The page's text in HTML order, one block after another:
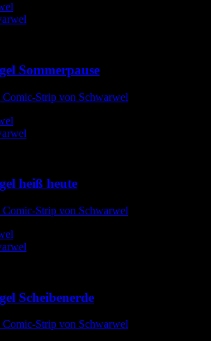
Sommerpause
Comic-Strip von Schwarwel
heiß heute
Comic-Strip von Schwarwel
Scheibenerde
Comic-Strip von Schwarwel